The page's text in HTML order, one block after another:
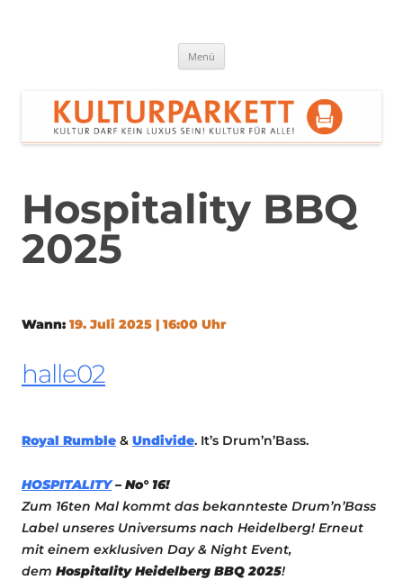
Menü
Hospitality BBQ
2025
Wann: 19. Juli 2025 | 16:00 Uhr
halle02
Royal Rumble & Undivide. It’s Drum’n’Bass.
HOSPITALITY– No° 16!
Zum 16ten Mal kommt das bekannteste Drum’n’Bass
Label unseres Universums nach Heidelberg! Erneut
mit einem exklusiven Day & Night Event,
dem Hospitality Heidelberg BBQ 2025!